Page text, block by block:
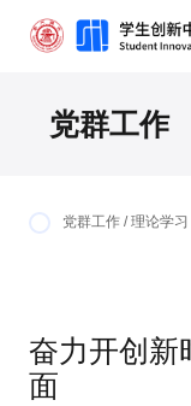
党群工作
党群工作 / 理论学习
奋力开创新
面